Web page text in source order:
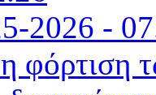
2026 -